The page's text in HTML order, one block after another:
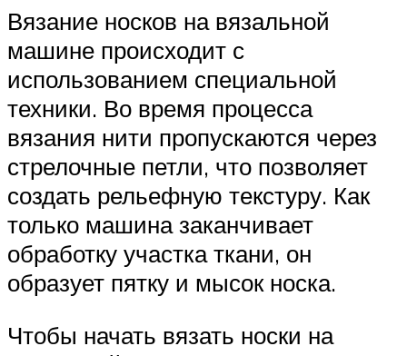
Вязание носков на вязальной
машине происходит с
использованием специальной
техники. Во время процесса
вязания нити пропускаются через
стрелочные петли, что позволяет
создать рельефную текстуру. Как
только машина заканчивает
обработку участка ткани, он
образует пятку и мысок носка.
Чтобы начать вязать носки на